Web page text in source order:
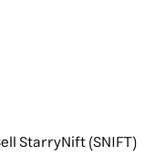
StarryNift (SNIFT)